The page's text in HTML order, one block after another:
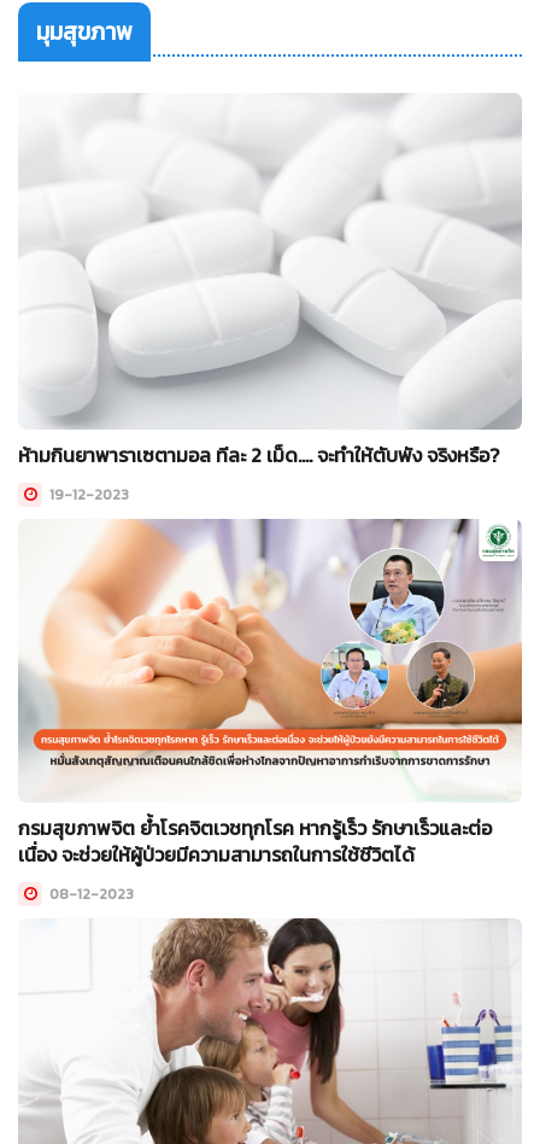
มุมสุขภาพ
ห้ามกินยาพาราเซตามอล ทีละ 2 เม็ด.... จะทำให้ตับพัง จริงหรือ?
19-12-2023
กรมสุขภาพจิต ย้ำโรคจิตเวชทุกโรค หากรู้เร็ว รักษาเร็วและต่อ
เนื่อง จะช่วยให้ผู้ป่วยมีความสามารถในการใช้ชีวิตได้
08-12-2023